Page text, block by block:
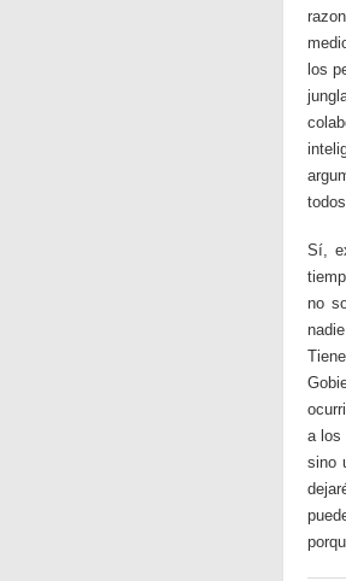
los
Sí,
no
a los
sino